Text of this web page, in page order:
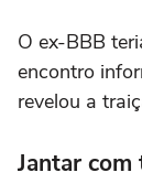
O ex-BBB
encontro
revelou a
Jantar com